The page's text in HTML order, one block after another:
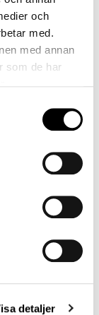
och
med.
med annan
som de har
detaljer